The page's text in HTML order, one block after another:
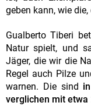
geben kann, wie
Gualberto Tiberi
Natur spielt, und
Jäger, die wir die
Regel auch Pilze
warnen. Die sind
verglichen mit